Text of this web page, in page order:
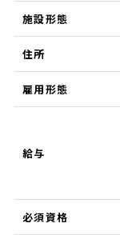
施設形態
住所
雇用形態
給与
必須資格